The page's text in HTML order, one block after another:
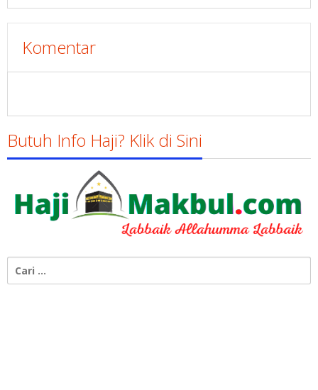
Komentar
Butuh Info Haji? Klik di Sini
untuk: